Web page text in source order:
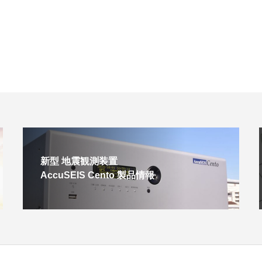
新型 地震観測装置
AccuSEIS Cento 製品情報